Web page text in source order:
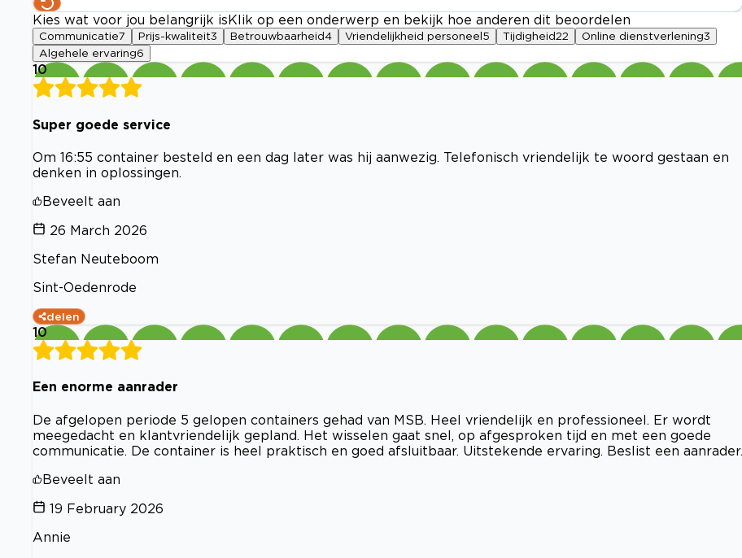
Kies wat voor jou belangrijk is Klik op een onderwerp en bekijk hoe anderen dit beoordelen
Communicatie7 Prijs-kwaliteit3 Betrouwbaarheid4 Vriendelijkheid personeel 5 Tijdigheid22 Online dienstverlening3
Algehele ervaring6
10
Super goede service
Om 16:55 container besteld en een dag later was hij aanwezig. Telefonisch vriendelijk te woord gestaan en
denken in oplossingen.
Beveelt aan
26 March 2026
Stefan Neuteboom
Sint-Oedenrode
delen
10
Een enorme aanrader
De afgelopen periode 5 gelopen containers gehad van MSB. Heel vriendelijk en professioneel. Er wordt
meegedacht en klantvriendelijk gepland. Het wisselen gaat snel, op afgesproken tijd en met een goede
communicatie. De container is heel praktisch en goed afsluitbaar. Uitstekende ervaring. Beslist een aanrader.
Beveelt aan
19 February 2026
Annie